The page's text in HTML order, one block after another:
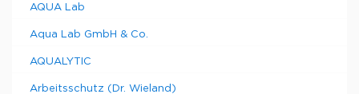
AQUA Lab
Aqua Lab GmbH & Co.
AQUALYTIC
Arbeitsschutz (Dr. Wieland)